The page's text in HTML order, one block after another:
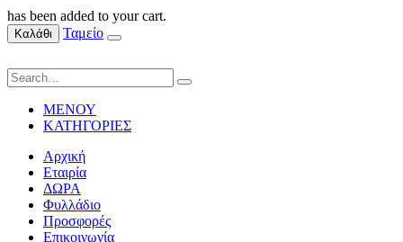
has been added to your cart.
Καλάθι Ταμείο
ΜΕΝΟΥ
ΚΑΤΗΓΟΡΙΕΣ
Αρχική
Εταιρία
ΔΩΡΑ
Φυλλάδιο
Προσφορές
Επικοινωνία